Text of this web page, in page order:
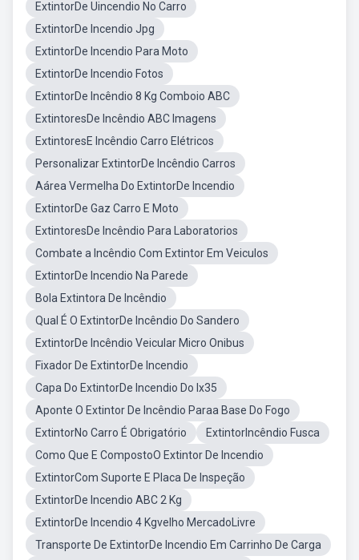
ExtintorDe Uincendio No Carro
ExtintorDe Incendio Jpg
ExtintorDe Incendio Para Moto
ExtintorDe Incendio Fotos
ExtintorDe Incêndio 8 Kg Comboio ABC
ExtintoresDe Incêndio ABC Imagens
ExtintoresE Incêndio Carro Elétricos
Personalizar ExtintorDe Incêndio Carros
Aárea Vermelha Do ExtintorDe Incendio
ExtintorDe Gaz Carro E Moto
ExtintoresDe Incêndio Para Laboratorios
Combate a Incêndio Com Extintor Em Veiculos
ExtintorDe Incendio Na Parede
Bola Extintora De Incêndio
Qual É O ExtintorDe Incêndio Do Sandero
ExtintorDe Incêndio Veicular Micro Onibus
Fixador De ExtintorDe Incendio
Capa Do ExtintorDe Incendio Do Ix35
Aponte O Extintor De Incêndio Paraa Base Do Fogo
ExtintorNo Carro É Obrigatório
ExtintorIncêndio Fusca
Como Que E CompostoO Extintor De Incendio
ExtintorCom Suporte E Placa De Inspeção
ExtintorDe Incendio ABC 2 Kg
ExtintorDe Incendio 4 Kgvelho MercadoLivre
Transporte De ExtintorDe Incendio Em Carrinho De Carga